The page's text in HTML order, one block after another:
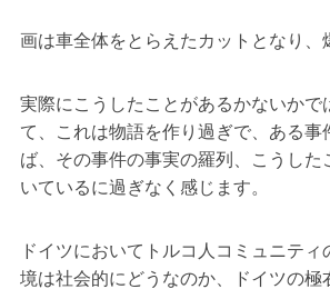
画は車全体をとらえたカットとなり、
実際にこうしたことがあるかないかで
て、これは物語を作り過ぎで、ある事
ば、その事件の事実の羅列、こうした
いているに過ぎなく感じます。
ドイツにおいてトルコ人コミュニティ
境は社会的にどうなのか、ドイツの極